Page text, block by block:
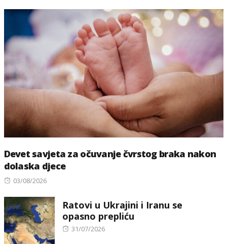
Devet savjeta za očuvanje čvrstog braka nakon
dolaska djece
Posted
03/08/2026
Ratovi u Ukrajini i Iranu se
opasno prepliću
Posted
31/07/2026